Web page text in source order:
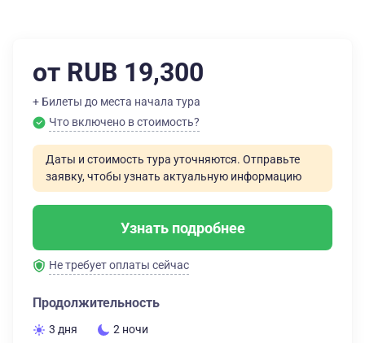
от RUB 19,300
+ Билеты до места начала тура
Что включено в стоимость?
Даты и стоимость тура уточняются. Отправьте
заявку, чтобы узнать актуальную информацию
Узнать подробнее
Не требует оплаты сейчас
Продолжительность
3 дня 2 ночи